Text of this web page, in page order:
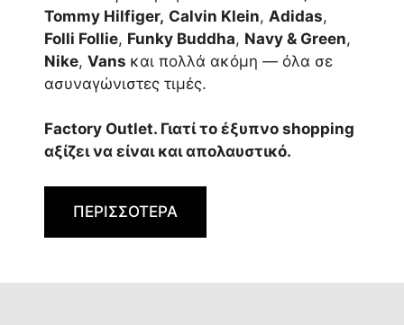
Tommy Hilfiger, Calvin Klein, Adidas,
Folli Follie, Funky Buddha, Navy & Green,
Nike, Vans και πολλά ακόμη — όλα σε
ασυναγώνιστες τιμές.
Factory Outlet. Γιατί το έξυπνο shopping
αξίζει να είναι και απολαυστικό.
ΠΕΡΙΣΣΟΤΕΡΑ